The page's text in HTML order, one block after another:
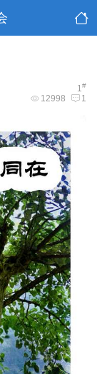
1#
12998 1